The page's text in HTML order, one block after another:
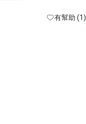
有幫助 (1)